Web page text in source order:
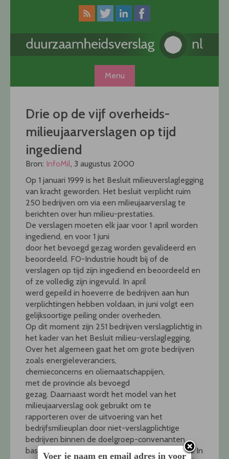
Menu
Drie op de vijf overheids-
milieujaarverslagen op tijd
ingediend
Bron: InfoMil, 3 augustus 2000
Op 1 januari 1999 is het Besluit milieuverslaglegging
van kracht geworden. Het besluit verplicht ruim
250 bedrijven om via een milieujaarverslag te
berichten over hun milieu-prestaties.
De verslagen moeten elk jaar voor 1 april worden
ingediend, en voor 1 juni
door het bevoegd gezag worden gevalideerd en
beoordeeld. FO-Industrie houdt bij of de
verslagen op tijd zijn ingediend en beoordeeld en
of ze volledig zijn ingevuld. In april
werd gepeild in hoeverre de bedrijven aan hun
verplichtingen hebben voldaan, in juni volgt een
gelijksoortige peiling onder overheden.
Op dit moment zijn 251 bedrijven verslagplichtig in
het kader van het Besluit milieu-verslaglegging.
Over het algemeen gaat het om grote bedrijven
zoals energieleveranciers,
chemieconcerns en oliemaatschappijen,
met de provincie als bevoegd
gezag. Daarnaast wordt het model van het
milieujaarverslag ook gebruikt om te
rapporteren over de uitvoering van het
bedrijfsmilieuplan door niet-verslagplichtige
bedrijven binnen de doelgroep-convenanten
basismetaal, chemie, zuivel, en papier en karton. In
Voer je naam en email adres in voor